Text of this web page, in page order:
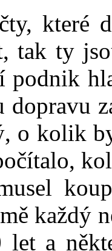
které
tak ty
podnik
dopravu
o kolik
každý
let a